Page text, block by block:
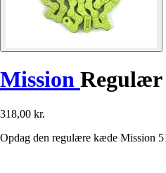
Mission Regulær
318,00 kr.
Opdag den regulære kæde Mission